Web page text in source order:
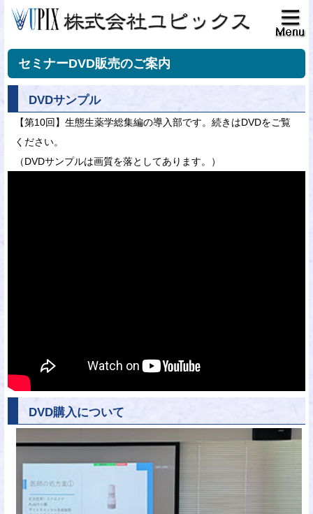
セミナーDVD販売のご案内
DVDサンプル
【第10回】生態生薬学総集編の導入部です。続きはDVDをご覧
ください。
（DVDサンプルは画質を落としてあります。）
DVD購入について